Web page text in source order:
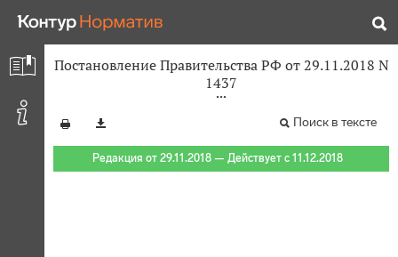
Постановление Правительства РФ от 29.11.2018 N
1437
Поиск в тексте
Редакция от 29.11.2018 — Действует с 11.12.2018